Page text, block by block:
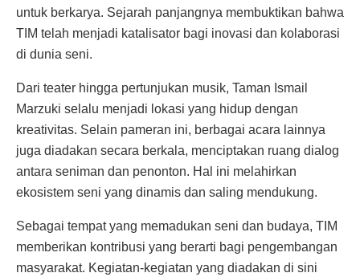
untuk berkarya. Sejarah panjangnya membuktikan bahwa
TIM telah menjadi katalisator bagi inovasi dan kolaborasi
di dunia seni.
Dari teater hingga pertunjukan musik, Taman Ismail
Marzuki selalu menjadi lokasi yang hidup dengan
kreativitas. Selain pameran ini, berbagai acara lainnya
juga diadakan secara berkala, menciptakan ruang dialog
antara seniman dan penonton. Hal ini melahirkan
ekosistem seni yang dinamis dan saling mendukung.
Sebagai tempat yang memadukan seni dan budaya, TIM
memberikan kontribusi yang berarti bagi pengembangan
masyarakat. Kegiatan-kegiatan yang diadakan di sini